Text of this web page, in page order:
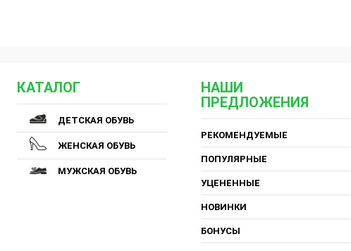
КАТАЛОГ
ДЕТСКАЯ ОБУВЬ
ЖЕНСКАЯ ОБУВЬ
МУЖСКАЯ ОБУВЬ
НАШИ
ПРЕДЛОЖЕНИЯ
РЕКОМЕНДУЕМЫЕ
ПОПУЛЯРНЫЕ
УЦЕНЕННЫЕ
НОВИНКИ
БОНУСЫ